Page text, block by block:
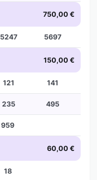
750,00 €
5247 5697
150,00 €
121 141
235 495
959
60,00 €
18